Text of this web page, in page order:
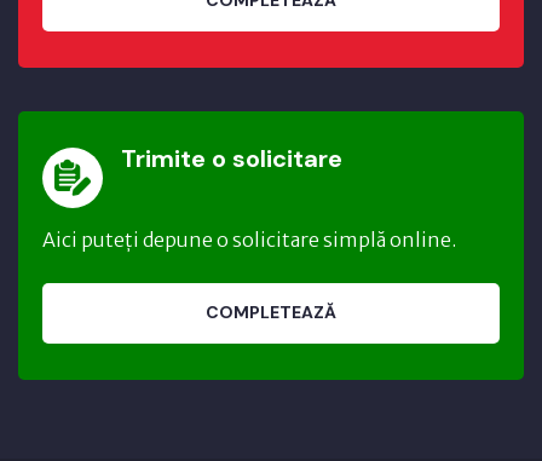
Trimite o solicitare
Aici puteți depune o solicitare simplă online.
COMPLETEAZĂ